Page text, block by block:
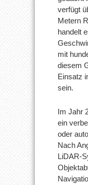
verfügt
Metern
handelt
mit
diesem
Einsatz
sein.
Im Jahr
ein
oder
Nach
LiDAR-